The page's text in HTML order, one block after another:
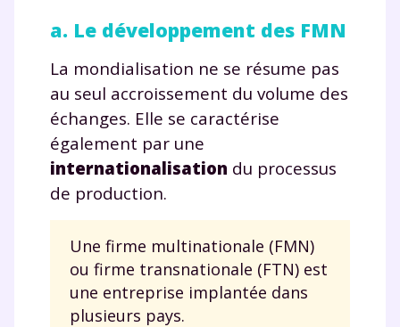
a. Le développement des FMN
La mondialisation ne se résume pas
au seul accroissement du volume des
échanges. Elle se caractérise
également par une
internationalisation du processus
de production.
Une firme multinationale (FMN)
ou firme transnationale (FTN) est
une entreprise implantée dans
plusieurs pays.